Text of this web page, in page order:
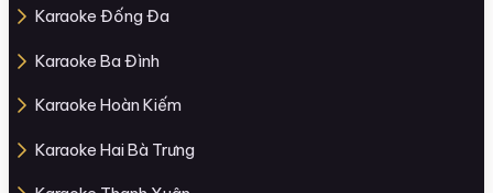
Karaoke Đống Đa
Karaoke Ba Đình
Karaoke Hoàn Kiếm
Karaoke Hai Bà Trưng